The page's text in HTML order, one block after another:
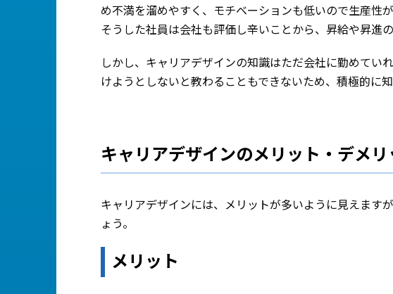
め不満を溜めやすく、モチベーションも低いので生産性が
そうした社員は会社も評価し辛いことから、昇給や昇進
しかし、キャリアデザインの知識はただ会社に勤めてい
けようとしないと教わることもできないため、積極的に知
キャリアデザインのメリット・デメリ
キャリアデザインには、メリットが多いように見えます
ょう。
メリット